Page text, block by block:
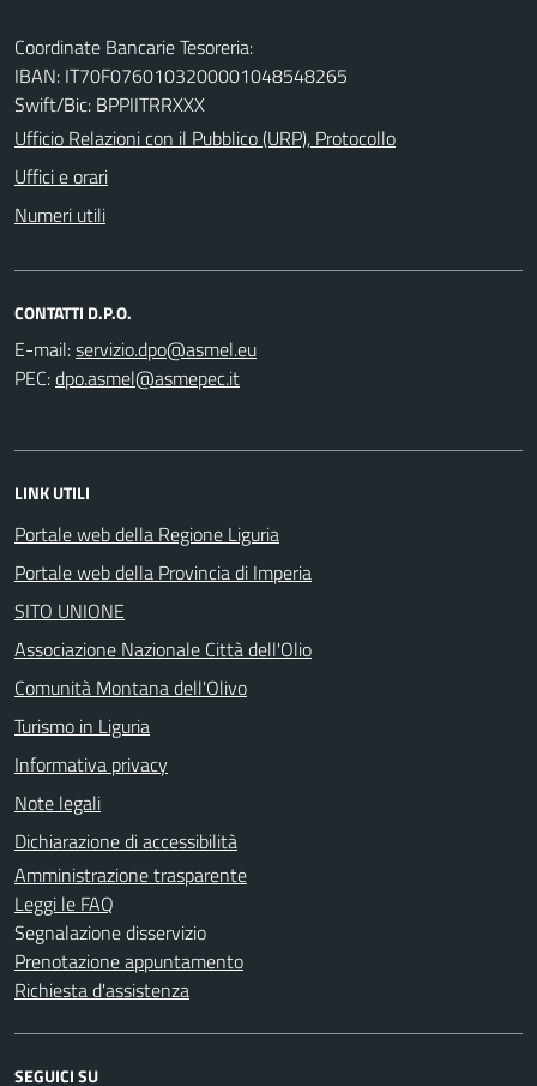
Coordinate Bancarie Tesoreria:
IBAN: IT70F0760103200001048548265
Swift/Bic: BPPIITRRXXX
Ufficio Relazioni con il Pubblico (URP), Protocollo
Uffici e orari
Numeri utili
CONTATTI D.P.O.
E-mail:
PEC:
LINK UTILI
Portale web della Regione Liguria
Portale web della Provincia di Imperia
SITO UNIONE
Associazione Nazionale Città dell'Olio
Comunità Montana dell'Olivo
Turismo in Liguria
Informativa privacy
Note legali
Dichiarazione di accessibilità
Amministrazione trasparente
Leggi le FAQ
Segnalazione disservizio
Prenotazione appuntamento
Richiesta d'assistenza
SEGUICI SU